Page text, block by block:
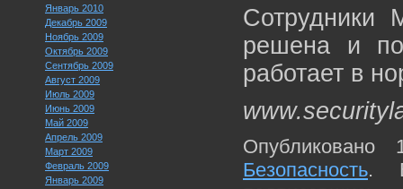
Январь 2010
Декабрь 2009
Ноябрь 2009
Октябрь 2009
Сентябрь 2009
Август 2009
Июль 2009
Июнь 2009
Май 2009
Апрель 2009
Март 2009
Февраль 2009
Январь 2009
Сотрудники
решена и
работает в
Безопасность.